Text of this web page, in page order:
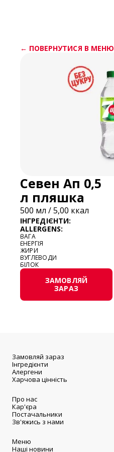
← ПОВЕРНУТИСЯ В МЕНЮ
Севен Ап 0,5
л пляшка
500 мл / 5,00 ккал
ІНГРЕДІЄНТИ:
ALLERGENS:
ВАГА
ЕНЕРГІЯ
ЖИРИ
ВУГЛЕВОДИ
БІЛОК
ЗАМОВЛЯЙ
ЗАРАЗ
Замовляй зараз
Інгредієнти
Алергени
Харчова цінність
Про нас
Кар'єра
Постачальники
Зв'яжись з нами
Меню
Наші новини